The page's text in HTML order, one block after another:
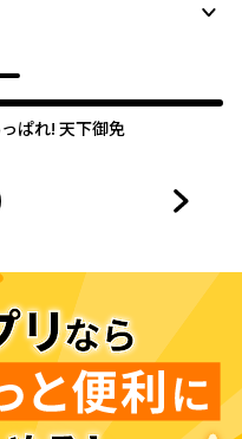
ぱれ! 天下御免